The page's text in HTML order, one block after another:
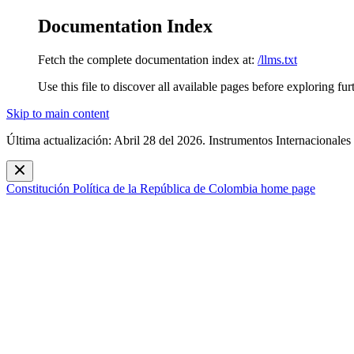
Documentation Index
Fetch the complete documentation index at: /llms.txt
Use this file to discover all available pages before exploring
Skip to main content
Última actualización: Abril 28 del 2026. Instrumentos Internacionales
Constitución Política de la República de Colombia home page